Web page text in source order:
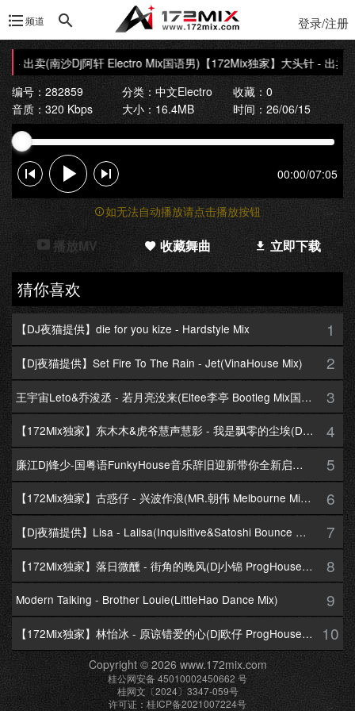
频道 登录/注册
- 出卖(南沙Dj阿轩 Electro Mix国语男)【172Mix独家】大头针 - 出卖(
编号：282859
分类：中文Electro
收藏：0
音质：320 Kbps
大小：16.4MB 时间：26/06/15
00:00/07:05
如无法自动播放请点击播放按钮
播放MV 收藏舞曲 立即下载
猜你喜欢
【DJ夜猫提供】die for you kize - Hardstyle Mix 1
【Dj夜猫提供】Set Fire To The Rain - Jet(VinaHouse Mix) 2
王宇宙Leto&乔浚丞 - 若月亮没来(Eltee李亭 Bootleg Mix国语合唱) 3
【172Mix独家】东木木&虎爷慧声慧影 - 我是飘零的尘埃(Dj十三 Melbourne Mix国语男) 4
廉江Dj锋少-国粤语FunkyHouse音乐辞旧迎新带你全新启航跨年专辑172Mix串烧 5
【172Mix独家】古惑仔 - 兴波作浪(MR.朝伟 Melbourne Mix粤语男) 6
【Dj夜猫提供】Lisa - Lalisa(Inquisitive&Satoshi Bounce Mix) 7
【172Mix独家】落日微醺 - 街角的晚风(Dj小锦 ProgHouse Mix粤语女) 8
Modern Talking - Brother Louie(LittleHao Dance Mix) 9
【172Mix独家】林怡冰 - 原谅错爱的心(Dj欧仔 ProgHouse Mix粤语女) 10
Copyright © 2026 www.172mix.com
桂公网安备 45010002450662 号
桂网文〔2024〕3347-059号
许可证：桂ICP备2021007224号